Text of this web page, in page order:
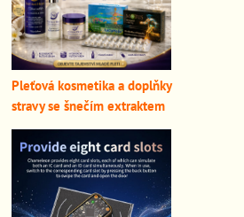
Pleťová kosmetika a doplňky
stravy se šnečím extraktem